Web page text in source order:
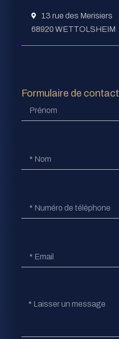
13 rue des Merisiers
68920 WETTOLSHEIM
Formulaire de contact